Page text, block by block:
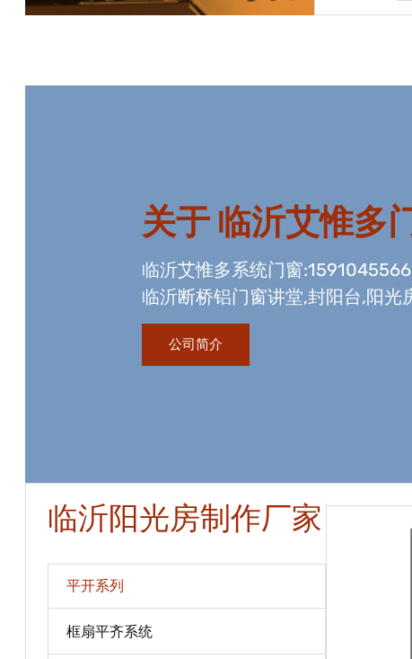
关于 临沂艾惟多
临沂艾惟多系统门窗
临沂断桥铝门窗讲堂,封阳台,阳光
资质,玻璃幕墙工程资质,国内门窗
生产线。
公司简介
临沂阳光房制作厂家
平开系列
框扇平齐系统